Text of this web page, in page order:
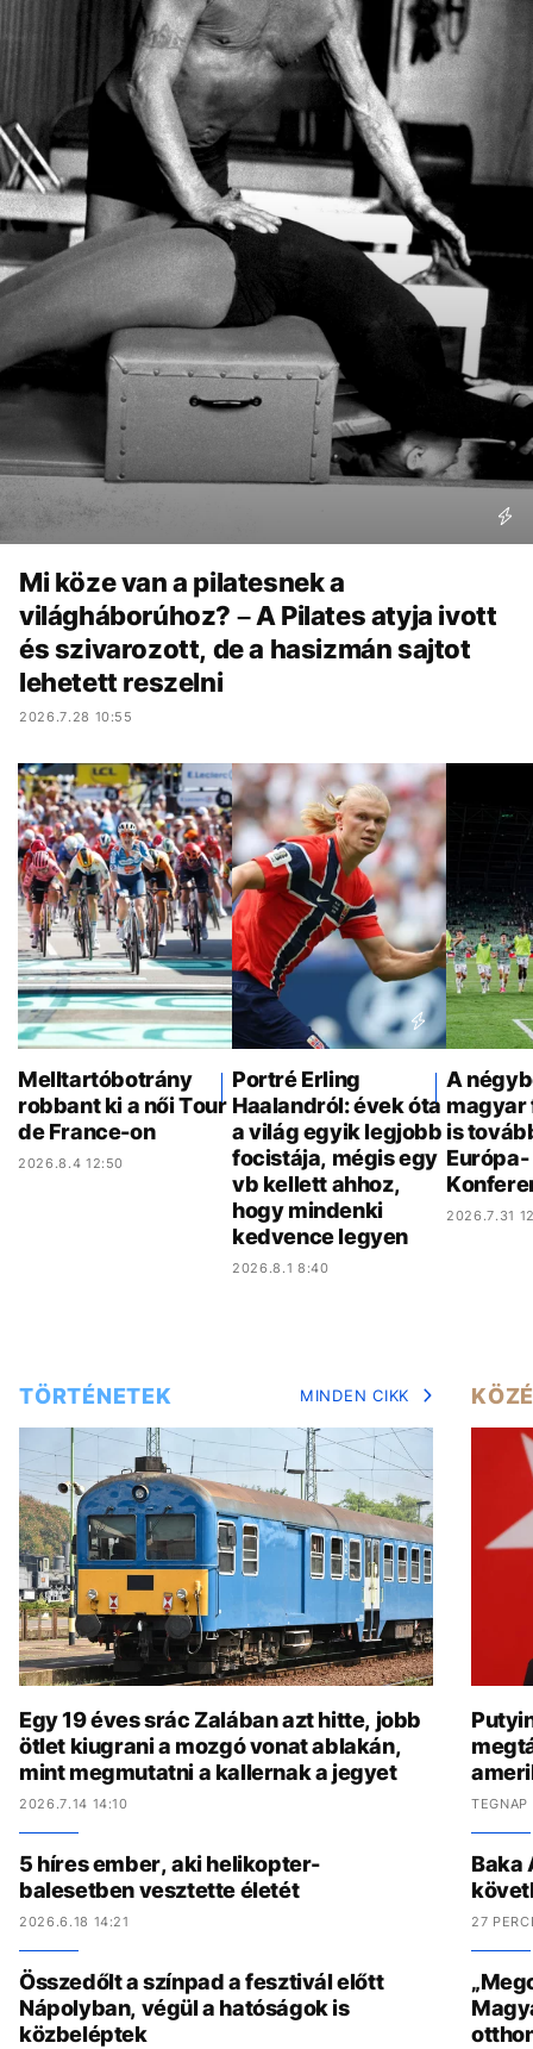
Mi köze van a pilatesnek a
világháborúhoz? – A Pilates atyja ivott
és szivarozott, de a hasizmán sajtot
lehetett reszelni
2026.7.28 10:55
Melltartóbotrány
robbant ki a női Tour
de France-on
2026.8.4 12:50
Portré Erling
Haalandról: évek óta
a világ egyik legjobb
focistája, mégis egy
vb kellett ahhoz,
hogy mindenki
kedvence legyen
2026.8.1 8:40
A
magyar
is
Európa-
2026.7.31
TÖRTÉNETEK MINDEN CIKK
Egy 19 éves srác Zalában azt hitte, jobb
ötlet kiugrani a mozgó vonat ablakán,
mint megmutatni a kallernak a jegyet
2026.7.14 14:10
5 híres ember, aki helikopter-
balesetben vesztette életét
2026.6.18 14:21
Összedőlt a színpad a fesztivál előtt
Nápolyban, végül a hatóságok is
közbeléptek
Baka
27